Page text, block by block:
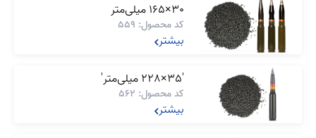
30×165 میلی‌متر
کد محصول: 559
بیشتر
'35×228 میلی‌متر'
کد محصول: 562
بیشتر